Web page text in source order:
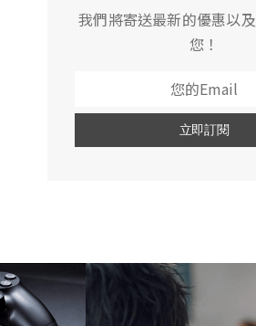
我們將寄送最新的優惠以
您！